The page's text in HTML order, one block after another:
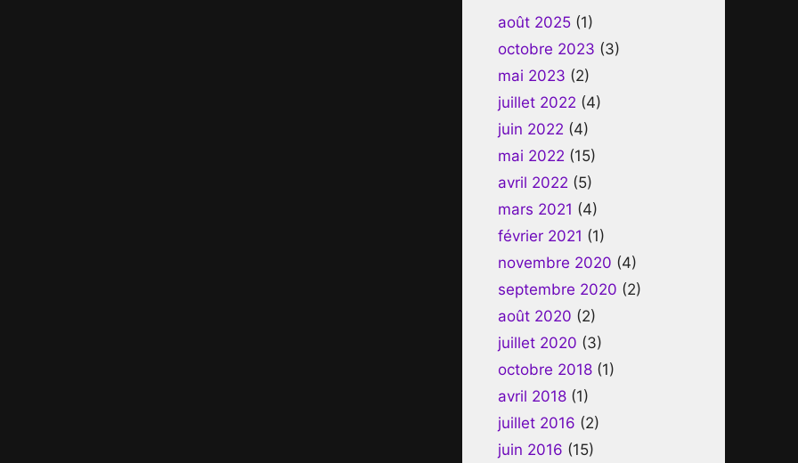
août 2025 (1)
octobre 2023 (3)
mai 2023 (2)
juillet 2022 (4)
juin 2022 (4)
mai 2022 (15)
avril 2022 (5)
mars 2021 (4)
février 2021 (1)
novembre 2020 (4)
septembre 2020 (2)
août 2020 (2)
juillet 2020 (3)
octobre 2018 (1)
avril 2018 (1)
juillet 2016 (2)
juin 2016 (15)